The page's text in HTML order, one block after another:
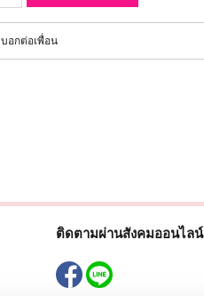
บอกต่อเพื่อน
ติดตามผ่านสังคมออนไลน์